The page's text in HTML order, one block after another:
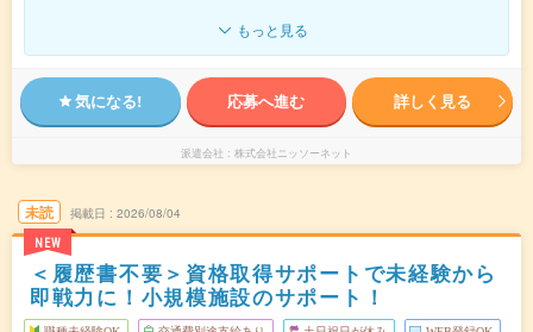
もっと見る
気になる! 応募へ進む 詳しく見る
派遣会社 株式会社ニッソーネット
未読
NEW
掲載日 2026/08/04
＜履歴書不要＞資格取得サポートで未経験から
即戦力に！小規模施設のサポート！